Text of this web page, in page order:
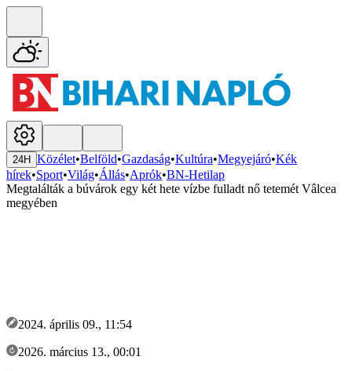
24H Közélet•Belföld•Gazdaság•Kultúra•Megyejáró•Kék
hírek•Sport•Világ•Állás•Aprók•BN-Hetilap
Megtalálták a búvárok egy két hete vízbe fulladt nő tetemét Vâlcea
megyében
2024. április 09., 11:54
2026. március 13., 00:01